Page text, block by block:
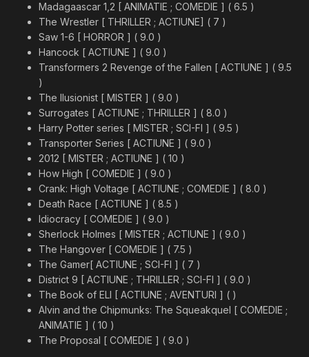
Madagaascar 1,2 [ ANIMATIE ; COMEDIE ] ( 6.5 )
The Wrestler [ THRILLER ; ACTIUNE] ( 7 )
Saw 1-6 [ HORROR ] ( 9.0 )
Hancock [ ACTIUNE ] ( 9.0 )
Transformers 2 Revenge of the Fallen [ ACTIUNE ] ( 9.5
)
The Ilusionist [ MISTER ] ( 9.0 )
Surrogates [ ACTIUNE ; THRILLER ] ( 8.0 )
Harry Potter series [ MISTER ; SCI-FI ] ( 9.5 )
Transporter Series [ ACTIUNE ] ( 9.0 )
2012 [ MISTER ; ACTIUNE ] ( 10 )
How High [ COMEDIE ] ( 9.0 )
Crank: High Voltage [ ACTIUNE ; COMEDIE ] ( 8.0 )
Death Race [ ACTIUNE ] ( 8.5 )
Idiocracy [ COMEDIE ] ( 9.0 )
Sherlock Holmes [ MISTER ; ACTIUNE ] ( 9.0 )
The Hangover [ COMEDIE ] ( 7.5 )
The Gamer[ ACTIUNE ; SCI-FI ] ( 7 )
District 9 [ ACTIUNE ; THRILLER ; SCI-FI ] ( 9.0 )
The Book of ELI [ ACTIUNE ; AVENTURI ] ( )
Alvin and the Chipmunks: The Squeakquel [ COMEDIE ;
ANIMATIE ] ( 10 )
The Proposal [ COMEDIE ] ( 9.0 )